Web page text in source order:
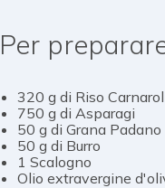
Per
320 g di Riso
750 g di Asparagi
50 g di Grana Padano
50 g di Burro
1 Scalogno
Olio extravergine